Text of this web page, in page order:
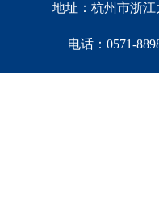
地址：杭州市浙江
电话：0571-